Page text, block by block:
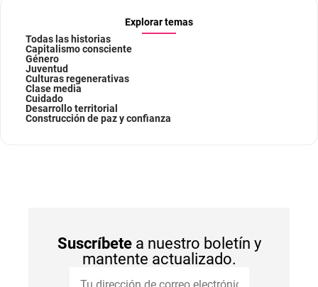
Explorar temas
Todas las historias
Capitalismo consciente
Género
Juventud
Culturas regenerativas
Clase media
Cuidado
Desarrollo territorial
Construcción de paz y confianza
Suscríbetea nuestro boletín y
mantente actualizado.